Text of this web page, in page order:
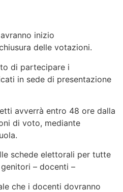
inizio
delle votazioni.
di partecipare i
in sede di presentazione
avverrà entro 48 ore dalla
di voto, mediante
schede elettorali per tutte
– docenti –
che i docenti dovranno